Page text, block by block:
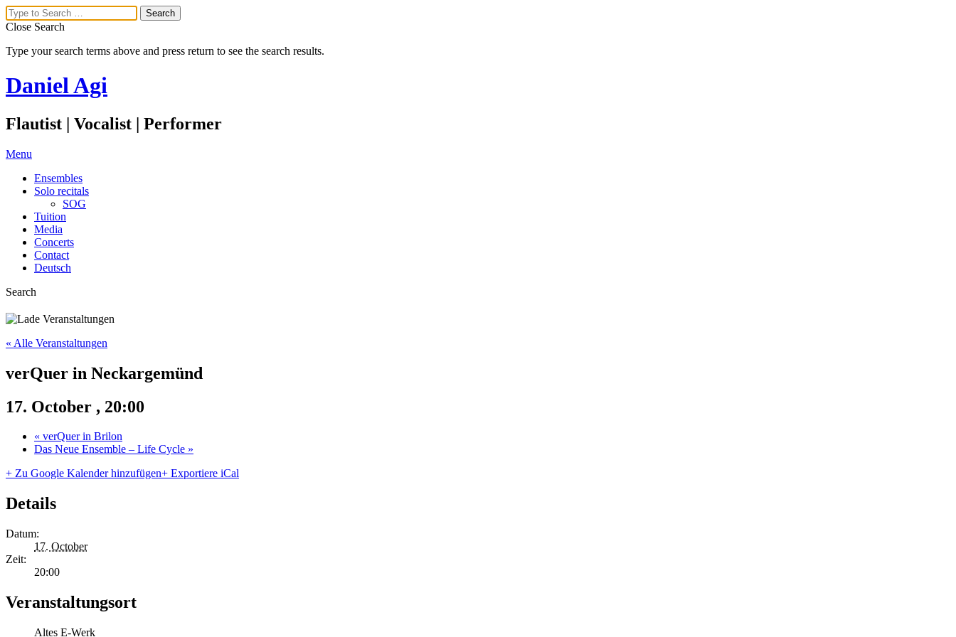
Close Search
Type your search terms above and press return to see the search results.
Daniel Agi
Flautist | Vocalist | Performer
Menu
Ensembles
Solo recitals
SOG
Tuition
Media
Concerts
Contact
Deutsch
Search
« Alle Veranstaltungen
verQuer in Neckargemünd
17. October , 20:00
« verQuer in Brilon
Das Neue Ensemble – Life Cycle »
+ Zu Google Kalender hinzufügen+ Exportiere iCal
Details
Datum:
17. October
Zeit:
20:00
Veranstaltungsort
Altes E-Werk